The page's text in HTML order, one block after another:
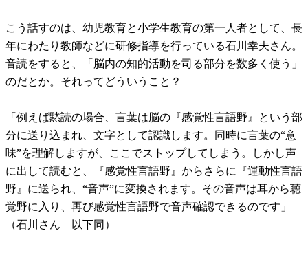
こう話すのは、幼児教育と小学生教育の第一人者として、長
年にわたり教師などに研修指導を行っている石川幸夫さん。
音読をすると、「脳内の知的活動を司る部分を数多く使う」
のだとか。それってどういうこと？
「例えば黙読の場合、言葉は脳の『感覚性言語野』という部
分に送り込まれ、文字として認識します。同時に言葉の“意
味”を理解しますが、ここでストップしてしまう。しかし声
に出して読むと、『感覚性言語野』からさらに『運動性言語
野』に送られ、“音声”に変換されます。その音声は耳から聴
覚野に入り、再び感覚性言語野で音声確認できるのです」
（石川さん 以下同）